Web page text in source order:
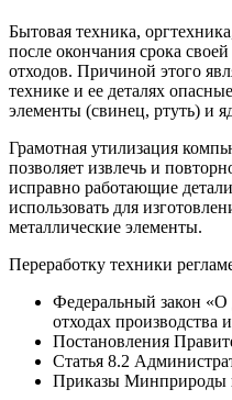
Бытовая техника,
после окончания срока
отходов. Причиной этого
технике и ее деталях
элементы (свинец, ртуть) и
Грамотная утилизация
позволяет извлечь и
исправно работающие
использовать для
металлические элементы.
Переработку техники
Федеральный закон
отходах производства
Постановления
Статья 8.2
Приказы Минприроды